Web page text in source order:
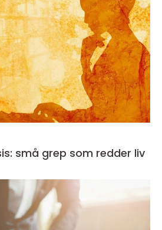
små grep som redder liv